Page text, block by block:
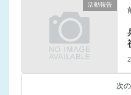
活動報告
次